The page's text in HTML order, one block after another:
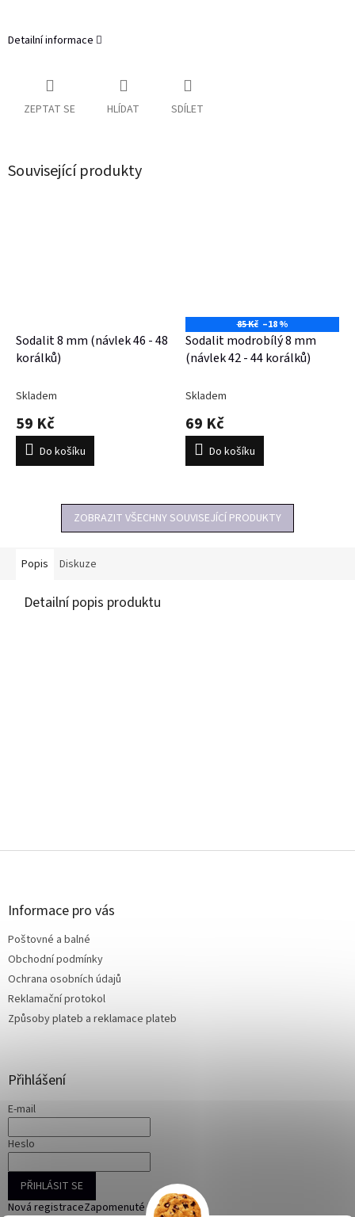
Detailní informace
ZEPTAT SE HLÍDAT SDÍLET
Související produkty
Sodalit 8 mm (návlek 46 - 48
korálků)
Skladem
59 Kč
Do košíku
85 Kč –18 %
Sodalit modrobílý 8 mm
(návlek 42 - 44 korálků)
Skladem
69 Kč
Do košíku
ZOBRAZIT VŠECHNY SOUVISEJÍCÍ PRODUKTY
Popis Diskuze
Detailní popis produktu
Z
Informace pro vás
Poštovné a balné
Obchodní podmínky
Ochrana osobních údajů
Reklamační protokol
Způsoby plateb a reklamace plateb
Přihlášení
E-mail
Heslo
PŘIHLÁSIT SE
Nová registraceZapomenuté heslo